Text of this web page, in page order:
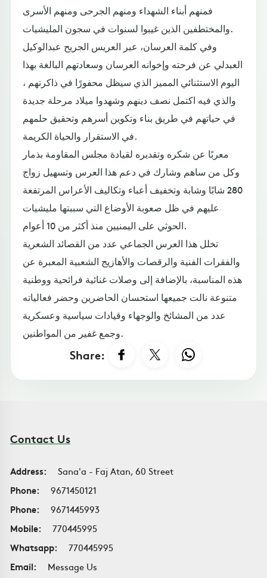
فمنهم أبناء الشهداء ومنهم الجرحى ومنهم الأسرى
والمختطفين الذين غيبوا لسنوات في سجون المليشيات.
وفي كلمة العرسان، عبر العريس الجريح عبدالوكيل
العبدلي عن فرحته وإخوانه العرسان وسعادتهم البالغة بهذا
اليوم الاستثنائي المميز الذي سيظل محفورًا في ذاكرتهم ،
والذي فيه اكتمل نصف دينهم وشهدوا ميلاد مرحلة جديدة
في حياتهم في طريق بناء وتكوين أسرهم وتحقيق حلمهم
في الاستقرار والحياة الكريمة.
معربًا عن شكره وتقديره لقيادة مجلس المقاومة بذمار
وكل من ساهم وشارك في دعم هذا العرس وتسهيل زواج
280 شابًا وشابة وتخفيف أعباء وتكاليف الأعراس المرتفعة
عليهم في ظل صعوبة الأوضاع التي سببتها مليشيات
الحوثي على اليمنيين منذ أكثر من 10 أعوام.
تخلل هذا العرس الجماعي عدد من القصائد الشعرية
والفقرات الفنية والرقصات والأهازيج الشعبية المعبرة عن
هذه المناسبة، بالإضافة إلى وصلات غنائية فرائحية ووطنية
متنوعة نالت جميعها استحسان الحاضرين وحضر فعالياته
عدد من المشائخ والوجهاء وقيادات سياسية وعسكرية
وجمع غفير من المواطنين.
Share:
Contact Us
Address:
Sana'a - Faj Atan, 60 Street
Phone:
9671450121
Phone:
9671445993
Mobile:
770445995
Whatsapp:
770445995
Email:
Message Us